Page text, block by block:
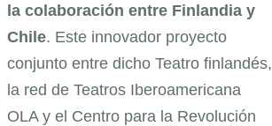
la colaboración entre Finlandia y
Chile. Este innovador proyecto
conjunto entre dicho Teatro finlandés,
la red de Teatros Iberoamericana
OLA y el Centro para la Revolución